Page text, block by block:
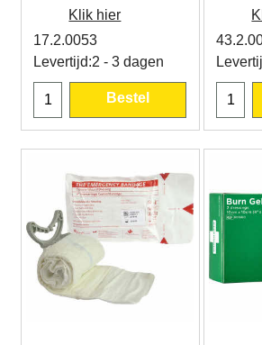
Klik hier
17.2.0053
Levertijd:2 - 3 dagen
Bestel